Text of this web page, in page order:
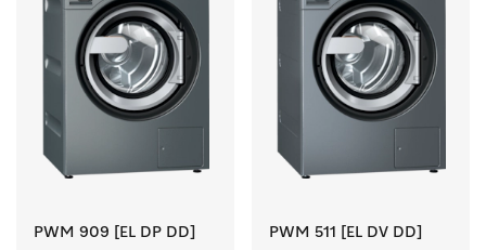
PWM 909 [EL DP DD] PWM 511 [EL DV DD]